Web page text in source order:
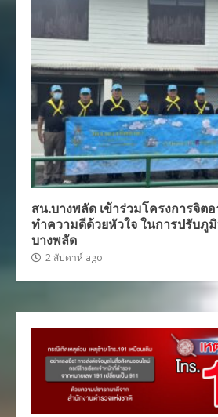
สน.บางพลัด เข้าร่วมโครงการจิต
ทำความดีด้วยหัวใจ ในการปรับภู
บางพลัด
2 สัปดาห์ ago